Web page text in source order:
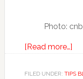
Photo:
[Read more…]
FILED UNDER: TIPS